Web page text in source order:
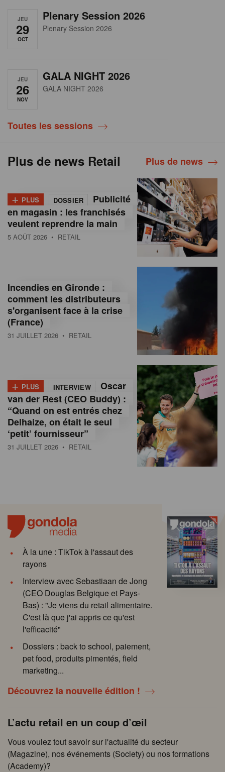
JEU
29
OCT
Plenary Session 2026
Plenary Session 2026
JEU
26
NOV
GALA NIGHT 2026
GALA NIGHT 2026
Toutes les sessions
Plus de news Retail Plus de news
+ PLUS DOSSIER
Publicité
en magasin : les franchisés
veulent reprendre la main
5 AOÛT 2026 • RETAIL
Incendies en Gironde :
comment les distributeurs
s'organisent face à la crise
(France)
31 JUILLET 2026 • RETAIL
+ PLUS INTERVIEW
Oscar
van der Rest (CEO Buddy) :
“Quand on est entrés chez
Delhaize, on était le seul
‘petit’ fournisseur”
31 JUILLET 2026 • RETAIL
À la une : TikTok à l'assaut des
rayons
Interview avec Sebastiaan de Jong
(CEO Douglas Belgique et Pays-
Bas) : "Je viens du retail alimentaire.
C'est là que j'ai appris ce qu'est
l'efficacité"
Dossiers : back to school, paiement,
pet food, produits pimentés, field
marketing...
Découvrez la nouvelle édition !
L’actu retail en un coup d’œil
Vous voulez tout savoir sur l'actualité du secteur
(Magazine), nos événements (Society) ou nos formations
(Academy)?